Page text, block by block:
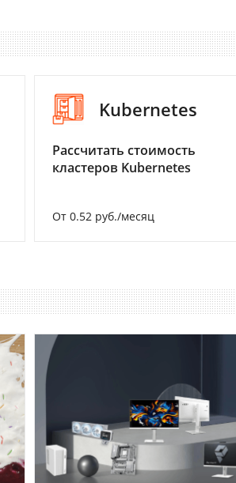
Kubernetes
Рассчитать стоимость
кластеров Kubernetes
От 0.52 руб./месяц